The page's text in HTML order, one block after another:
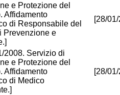
e Protezione del
Affidamento
di Responsabile del
Prevenzione e
[28/
2008. Servizio di
e Protezione del
Affidamento
di Medico
[28/